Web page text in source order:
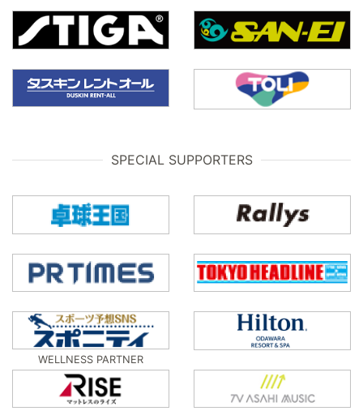
SPECIAL SUPPORTERS
WELLNESS PARTNER